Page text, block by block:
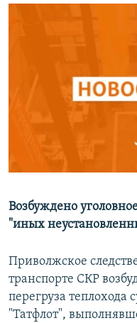
ПОДПИШИТЕСЬ НА
Все сайты РСЕ/РС
Возбуждено
"иных
Приволжское
транспорте СКР
перегруза
"Татфлот",